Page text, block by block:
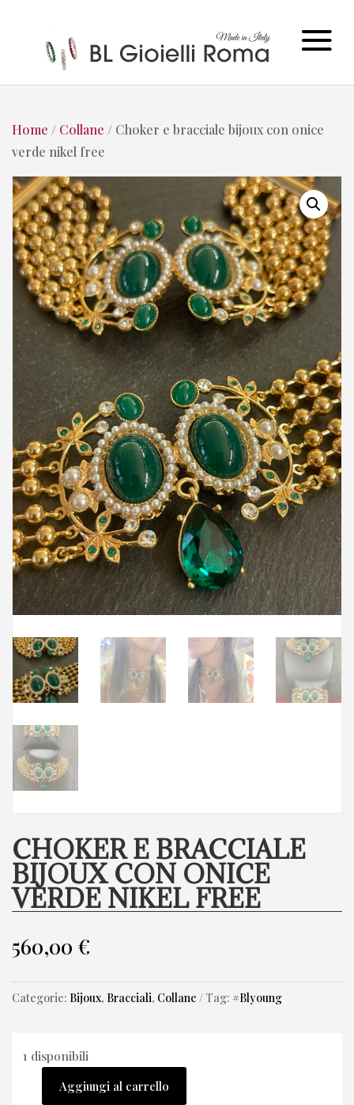
Home / Collane / Choker e bracciale bijoux con onice
verde nikel free
CHOKER E BRACCIALE
BIJOUX CON ONICE
VERDE NIKEL FREE
560,00 €
Categorie: Bijoux, Bracciali, Collane Tag: #Blyoung
1 disponibili
Choker
Aggiungi al carrello